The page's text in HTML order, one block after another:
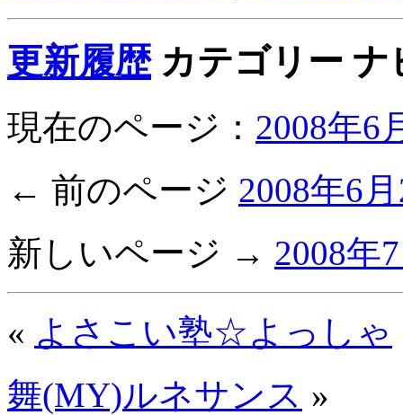
更新履歴カテゴリー ナ
現在のページ： 2008年6
← 前のページ 2008年6
新しいページ → 2008年
« よさこい塾☆よっしゃ
舞(MY)ルネサンス »